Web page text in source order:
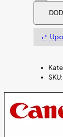
ASUS
STRIX
G614PR-
165Hz
8945HX
32G
DDR5
SKU: